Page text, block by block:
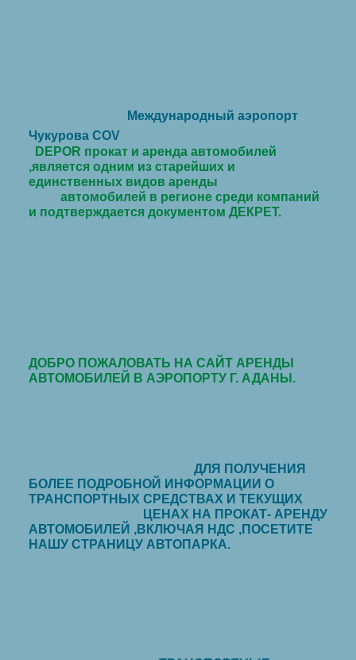
Международный аэропорт
Чукурова COV
DEPOR прокат и аренда автомобилей
,является одним из старейших и
единственных видов аренды
автомобилей в регионе среди компаний
и подтверждается документом ДЕКРЕТ.
ДОБРО ПОЖАЛОВАТЬ НА САЙТ АРЕНДЫ
АВТОМОБИЛЕЙ В АЭРОПОРТУ Г. АДАНЫ.
ДЛЯ ПОЛУЧЕНИЯ
БОЛЕЕ ПОДРОБНОЙ ИНФОРМАЦИИ О
ТРАНСПОРТНЫХ СРЕДСТВАХ И ТЕКУЩИХ
ЦЕНАХ НА ПРОКАТ- АРЕНДУ
АВТОМОБИЛЕЙ ,ВКЛЮЧАЯ НДС ,ПОСЕТИТЕ
НАШУ СТРАНИЦУ АВТОПАРКА.